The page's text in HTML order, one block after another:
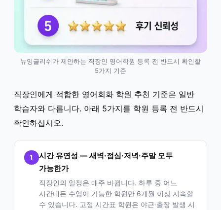
뉴잉글리쉬가 제안하는 직장인 영어학원 등록 전 반드시 확인할
5가지 기준
직장인에게 적합한 영어회화 학원 추천 기준은 일반
학습자와 다릅니다. 아래 5가지를 학원 등록 전 반드시
확인하십시오.
1
시간 유연성 — 새벽·점심·저녁·주말 모두
가능한가
직장인의 일정은 매주 바뀝니다. 하루 중 어느
시간대든 수업이 가능한 학원만 6개월 이상 지속할
수 있습니다. 고정 시간표 학원은 야근·출장 발생 시